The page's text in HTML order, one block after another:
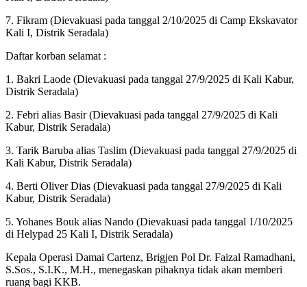
7. Fikram (Dievakuasi pada tanggal 2/10/2025 di Camp Ekskavator
Kali I, Distrik Seradala)
Daftar korban selamat :
1. Bakri Laode (Dievakuasi pada tanggal 27/9/2025 di Kali Kabur,
Distrik Seradala)
2. Febri alias Basir (Dievakuasi pada tanggal 27/9/2025 di Kali
Kabur, Distrik Seradala)
3. Tarik Baruba alias Taslim (Dievakuasi pada tanggal 27/9/2025 di
Kali Kabur, Distrik Seradala)
4. Berti Oliver Dias (Dievakuasi pada tanggal 27/9/2025 di Kali
Kabur, Distrik Seradala)
5. Yohanes Bouk alias Nando (Dievakuasi pada tanggal 1/10/2025
di Helypad 25 Kali I, Distrik Seradala)
Kepala Operasi Damai Cartenz, Brigjen Pol Dr. Faizal Ramadhani,
S.Sos., S.I.K., M.H., menegaskan pihaknya tidak akan memberi
ruang bagi KKB.